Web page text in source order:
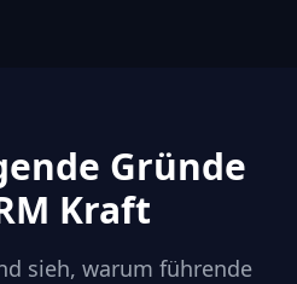
Gründe
Kraft
sieh, warum führende